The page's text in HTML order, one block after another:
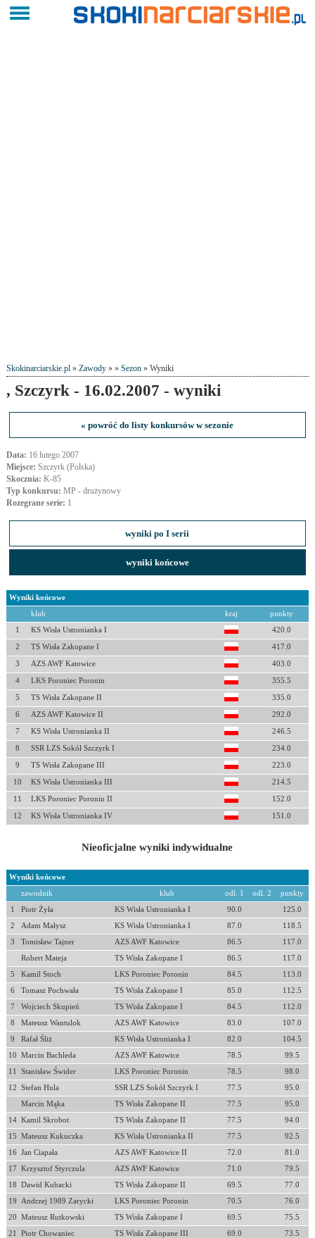
Skokinarciarskie.pl» Zawody» » Sezon » Wyniki
, Szczyrk - 16.02.2007 - wyniki
« powróć do listy konkursów w sezonie
Data: 16 lutego 2007
Miejsce: Szczyrk (Polska)
Skocznia: K-85
Typ konkursu: MP - drużynowy
Rozegrane serie: 1
wyniki po I serii
wyniki końcowe
Wyniki końcowe
klub kraj punkty
1 KS Wisła Ustronianka I 420.0
2 TS Wisła Zakopane I 417.0
3 AZS AWF Katowice 403.0
4 LKS Poroniec Poronin 355.5
5 TS Wisła Zakopane II 335.0
6 AZS AWF Katowice II 292.0
7 KS Wisła Ustronianka II 246.5
8 SSR LZS Sokół Szczyrk I 234.0
9 TS Wisła Zakopane III 223.0
10 KS Wisła Ustronianka III 214.5
11 LKS Poroniec Poronin II 152.0
12 KS Wisła Ustronianka IV 151.0
Nieoficjalne wyniki indywidualne
Wyniki końcowe
zawodnik klub odl. 1 odl. 2 punkty
1 Piotr Żyła KS Wisła Ustronianka I 90.0 125.0
2 Adam Małysz KS Wisła Ustronianka I 87.0 118.5
3 Tomisław Tajner AZS AWF Katowice 86.5 117.0
Robert Mateja TS Wisła Zakopane I 86.5 117.0
5 Kamil Stoch LKS Poroniec Poronin 84.5 113.0
6 Tomasz Pochwała TS Wisła Zakopane I 85.0 112.5
7 Wojciech Skupień TS Wisła Zakopane I 84.5 112.0
8 Mateusz Wantulok AZS AWF Katowice 83.0 107.0
9 Rafał Śliż KS Wisła Ustronianka I 82.0 104.5
10 Marcin Bachleda AZS AWF Katowice 78.5 99.5
11 Stanisław Świder LKS Poroniec Poronin 78.5 98.0
12 Stefan Hula SSR LZS Sokół Szczyrk I 77.5 95.0
Marcin Mąka TS Wisła Zakopane II 77.5 95.0
14 Kamil Skrobot TS Wisła Zakopane II 77.5 94.0
15 Mateusz Kukuczka KS Wisła Ustronianka II 77.5 92.5
16 Jan Ciapała AZS AWF Katowice II 72.0 81.0
17 Krzysztof Styrczula AZS AWF Katowice 71.0 79.5
18 Dawid Kubacki TS Wisła Zakopane II 69.5 77.0
19 Andrzej 1989 Zarycki LKS Poroniec Poronin 70.5 76.0
20 Mateusz Rutkowski TS Wisła Zakopane I 69.5 75.5
21 Piotr Chowaniec TS Wisła Zakopane III 69.0 73.5